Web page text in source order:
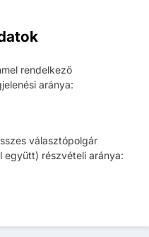
rendelkező
aránya:
választópolgár
együtt) részvételi aránya: